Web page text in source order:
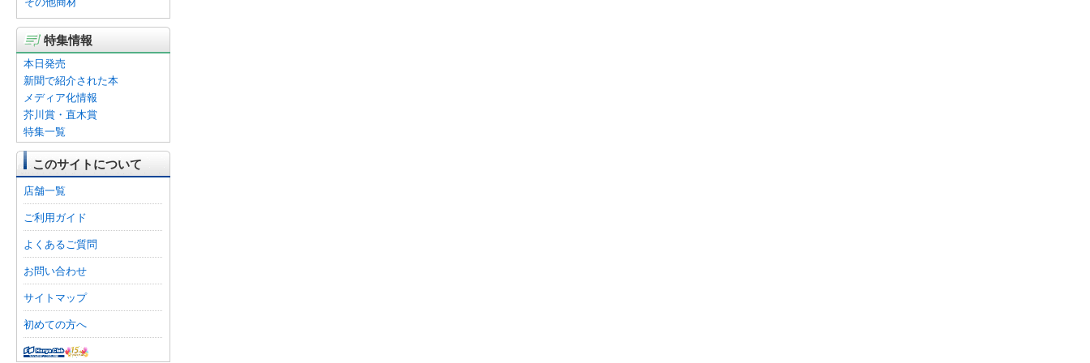
特集情報
本日発売
新聞で紹介された本
メディア化情報
芥川賞・直木賞
特集一覧
このサイトについて
店舗一覧
ご利用ガイド
よくあるご質問
お問い合わせ
サイトマップ
初めての方へ